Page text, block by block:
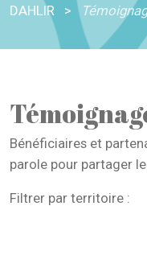
DAHLIR >
Bénéficiaires et
parole pour partager
Filtrer par territoire :